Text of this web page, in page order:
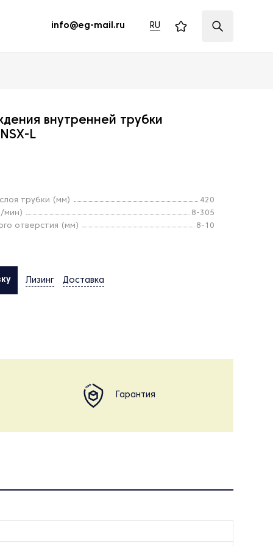
info@eg-mail.ru RU
внутренней трубки
L
трубки (мм)
420
мин)
8-305
отверстия (мм)
8-10
Лизинг Доставка
Гарантия